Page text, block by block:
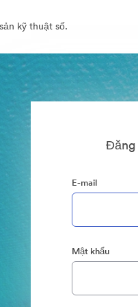
kỹ thuật số.
Đăng
E-mail
Mật khẩu